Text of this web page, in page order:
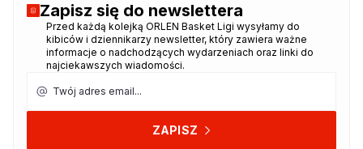
Zapisz się do newslettera
Przed każdą kolejką ORLEN Basket Ligi wysyłamy do
kibiców i dziennikarzy newsletter, który zawiera ważne
informacje o nadchodzących wydarzeniach oraz linki do
najciekawszych wiadomości.
ZAPISZ
Dziękujemy za zapisanie się do
newslettera!